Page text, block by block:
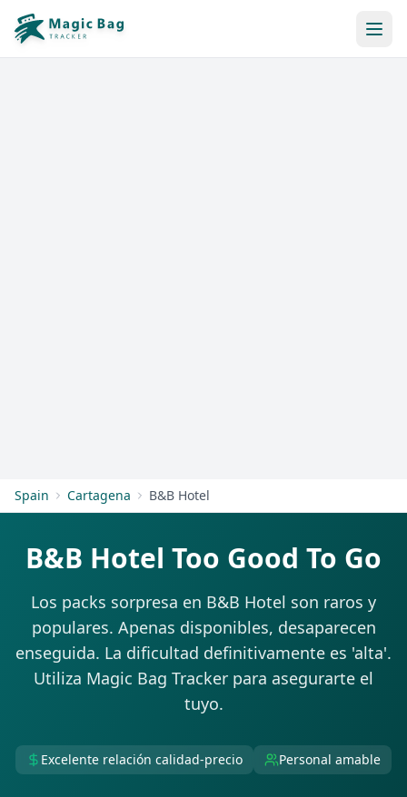
Spain Cartagena B&B Hotel
B&B Hotel Too Good To Go
Los packs sorpresa en B&B Hotel son raros y
populares. Apenas disponibles, desaparecen
enseguida. La dificultad definitivamente es 'alta'.
Utiliza Magic Bag Tracker para asegurarte el
tuyo.
Excelente relación calidad-precio Personal amable